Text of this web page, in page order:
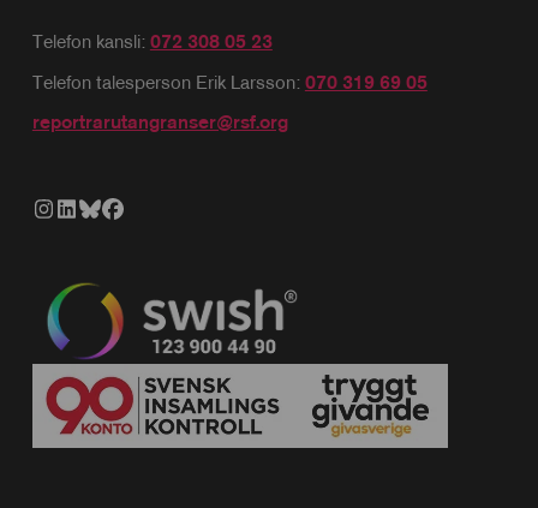
Telefon kansli: 072 308 05 23
Telefon talesperson Erik Larsson: 070 319 69 05
reportrarutangranser@rsf.org